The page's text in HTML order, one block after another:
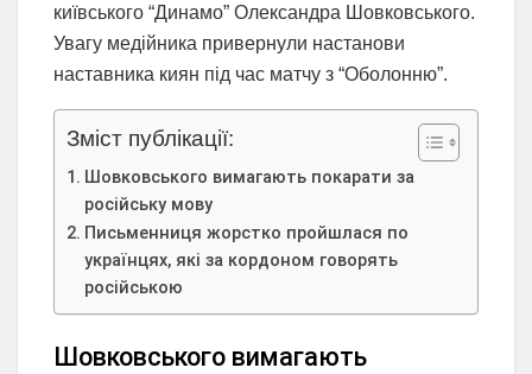
київського “Динамо” Олександра Шовковського.
Увагу медійника привернули настанови
наставника киян під час матчу з “Оболонню”.
Зміст публікації:
Шовковського вимагають покарати за
російську мову
Письменниця жорстко пройшлася по
українцях, які за кордоном говорять
російською
Шовковського вимагають